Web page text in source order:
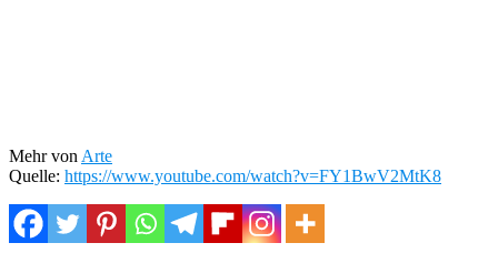
Mehr von Arte
Quelle: https://www.youtube.com/watch?v=FY1BwV2MtK8